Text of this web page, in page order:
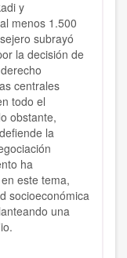
y
menos 1.500
subrayó
la decisión de
derecho
centrales
todo el
obstante,
la
ha
en este tema,
socioeconómica
una
.